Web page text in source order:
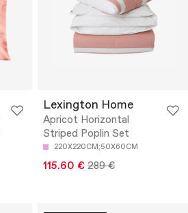
Lexington Home
Apricot Horizontal
Striped Poplin Set
220X220CM;50X60CM
115.60 € 289 €